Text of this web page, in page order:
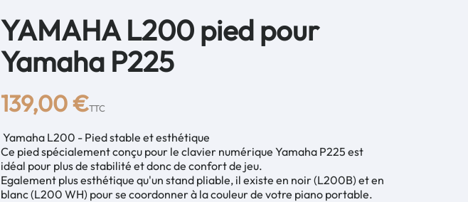
YAMAHA L200 pied pour
Yamaha P225
139,00 €TTC
Yamaha L200 - Pied stable et esthétique
Ce pied spécialement conçu pour le clavier numérique Yamaha P225 est
idéal pour plus de stabilité et donc de confort de jeu.
Egalement plus esthétique qu'un stand pliable, il existe en noir (L200B) et en
blanc (L200 WH) pour se coordonner à la couleur de votre piano portable.